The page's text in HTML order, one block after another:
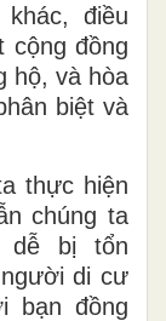
điều
cộng đồng
hộ, và hòa
biệt và
thực hiện
chúng ta
dễ bị tổn
di cư
bạn đồng